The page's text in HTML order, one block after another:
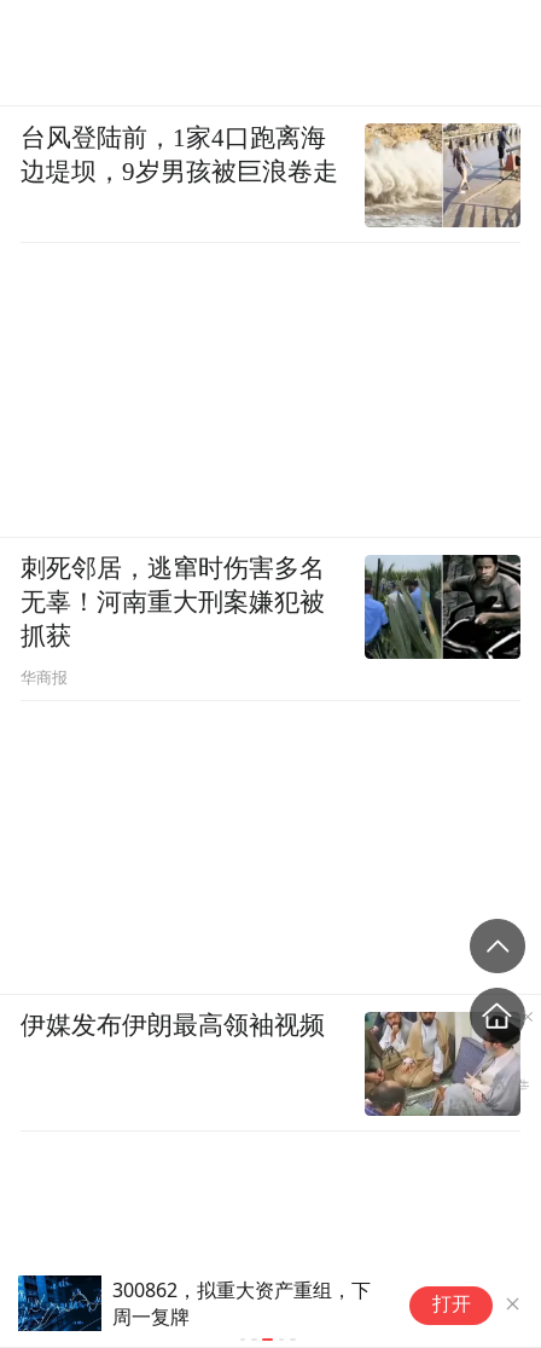
华泰联合董事总经理劳志明离职 打开
台风登陆前，1家4口跑离海
边堤坝，9岁男孩被巨浪卷走
刺死邻居，逃窜时伤害多名
无辜！河南重大刑案嫌犯被
抓获
华商报
伊媒发布伊朗最高领袖视频